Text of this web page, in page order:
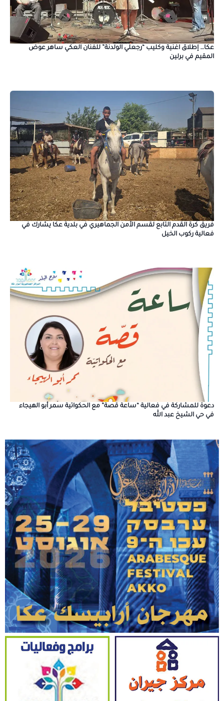
عكا… إطلاق اغنية وكليب “رجعلي الولدنة” للفنان العكي ساهر عوض
المقيم في برلين
فريق كرة القدم التابع لقسم الأمن الجماهيري في بلدية عكا يشارك في
فعالية ركوب الخيل
دعوة للمشاركة في فعالية “ساعة قصة” مع الحكواتية سمر أبو الهيجاء
في حي الشيخ عبد الله